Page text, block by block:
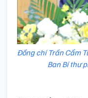
Đồng chí Trần Cẩm
Ban Bí thư